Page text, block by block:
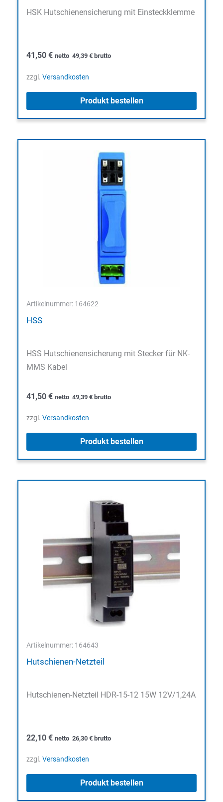
HSK Hutschienensicherung mit Einsteckklemme
41,50 € netto 49,39 € brutto
zzgl. Versandkosten
Produkt bestellen
Artikelnummer: 164622
HSS
HSS Hutschienensicherung mit Stecker für NK-
MMS Kabel
41,50 € netto 49,39 € brutto
zzgl. Versandkosten
Produkt bestellen
Artikelnummer: 164643
Hutschienen-Netzteil
Hutschienen-Netzteil HDR-15-12 15W 12V/1,24A
22,10 € netto 26,30 € brutto
zzgl. Versandkosten
Produkt bestellen